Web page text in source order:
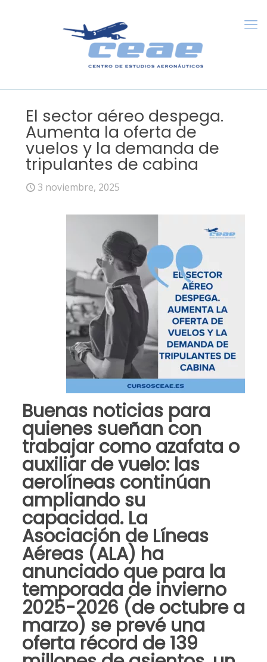
El sector aéreo despega.
Aumenta la oferta de
vuelos y la demanda de
tripulantes de cabina
3 noviembre, 2025
Buenas noticias para
quienes sueñan con
trabajar como azafata o
auxiliar de vuelo: las
aerolíneas continúan
ampliando su
capacidad. La
Asociación de Líneas
Aéreas (ALA) ha
anunciado que para la
temporada de invierno
2025-2026(de octubre a
marzo) se prevé una
oferta récord de 139